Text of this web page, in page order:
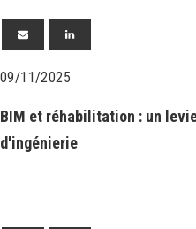
09/11/2025
BIM et réhabilitation : un
d'ingénierie